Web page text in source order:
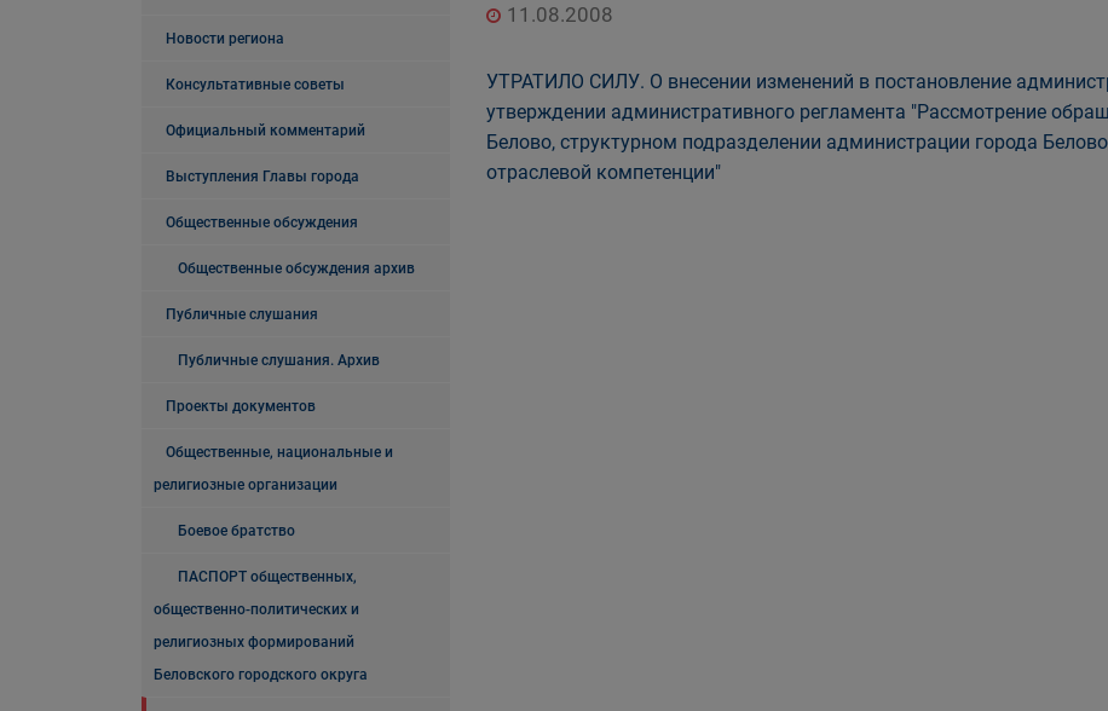
Новости региона
Консультативные советы
Официальный комментарий
Выступления Главы города
Общественные обсуждения
Общественные обсуждения архив
Публичные слушания
Публичные слушания. Архив
Проекты документов
Общественные, национальные и
религиозные организации
Боевое братство
ПАСПОРТ общественных,
общественно-политических и
религиозных формирований
Беловского городского округа
11.08.2008
УТРАТИЛО СИЛУ. О внесении изменений в постановление
утверждении административного регламента "Рассмотрение
Белово, структурном подразделении администрации города
отраслевой компетенции"